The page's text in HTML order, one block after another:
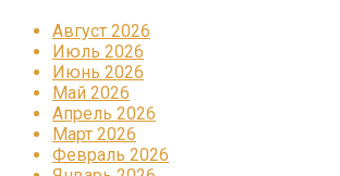
Август 2026
Июль 2026
Июнь 2026
Май 2026
Апрель 2026
Март 2026
Февраль 2026